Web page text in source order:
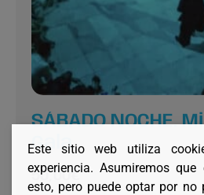
SÁBADO NOCHE.
Gala
50,00€
Este sitio web utiliza
experiencia. Asumiremos
esto, pero puede optar por no